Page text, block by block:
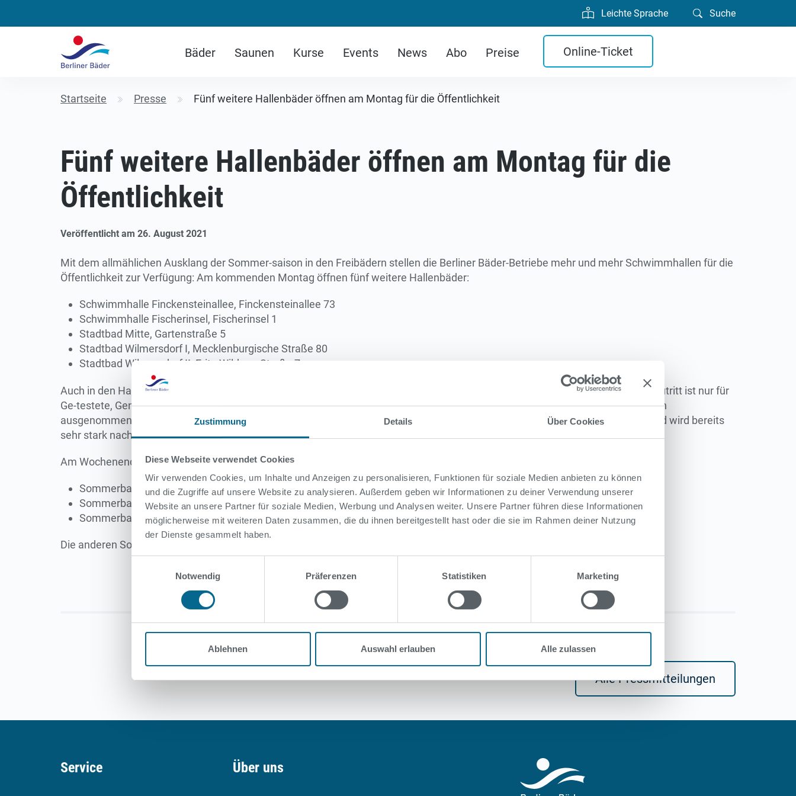
Zustimmung Details Über Cookies
Diese Webseite verwendet Cookies
Wir verwenden Cookies, um Inhalte und Anzeigen zu personalisieren, Funktionen für soziale Medien anbieten zu können
und die Zugriffe auf unsere Website zu analysieren. Außerdem geben wir Informationen zu deiner Verwendung unserer
Website an unsere Partner für soziale Medien, Werbung und Analysen weiter. Unsere Partner führen diese Informationen
möglicherweise mit weiteren Daten zusammen, die du ihnen bereitgestellt hast oder die sie im Rahmen deiner Nutzung
der Dienste gesammelt haben.
Notwendig
Präferenzen Statistiken Marketing
Ablehnen Auswahl erlauben Alle zulassen
Leichte Sprache Suche
Bäder Saunen Kurse Events News Abo Preise Online-Ticket
Startseite Presse Fünf weitere Hallenbäder öffnen am Montag für die Öffentlichkeit
Fünf weitere Hallenbäder öffnen am Montag für die
Öffentlichkeit
Veröffentlicht am 26. August 2021
Mit dem allmählichen Ausklang der Sommer-saison in den Freibädern stellen die Berliner Bäder-Betriebe mehr und mehr Schwimmhallen für die
Öffentlichkeit zur Verfügung: Am kommenden Montag öffnen fünf weitere Hallenbäder:
Schwimmhalle Finckensteinallee, Finckensteinallee 73
Schwimmhalle Fischerinsel, Fischerinsel 1
Stadtbad Mitte, Gartenstraße 5
Stadtbad Wilmersdorf I, Mecklenburgische Straße 80
Stadtbad Wilmersdorf II, Fritz-Wildung-Straße 7
Auch in den Hallenbädern gibt es Zeitfenster für die Nutzung, der Ticketverkauf ist online über den Ticketshop
möglich, und Zutritt ist nur für
Ge-testete, Genesene oder Geimpfte möglich. Schulkinder, die regelmäßig getestet werden, und Kinder unter 6 Jahren sind davon
ausgenommen. Mit dem Start der Hallensaison nehmen die BBB auch ihren Kursbetrieb wieder auf; der Verkauf erfolgt online und wird bereits
sehr stark nachgefragt.
Am Wochenende geht die Saison in drei Freibädern zu Ende
Sommerbad Seestraße
Sommerbad Mariendorf
Sommerbad Wilmersdorf
Die anderen Sommerbäder und das Strandbad Wannsee haben bis in den September hinein geöffnet.
Alle Pressmitteilungen
Service Über uns